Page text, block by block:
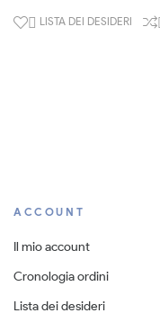
 LISTA DEI DESIDERI
ACCOUNT
Il mio account
Cronologia ordini
Lista dei desideri